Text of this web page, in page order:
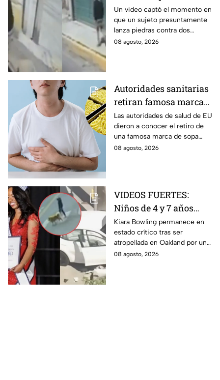
jóvenes en plena calle
en Calpulalpan,
Tlaxcala
Un video captó el momento en
que un sujeto presuntamente
lanza piedras contra dos
jóvenes en el periférico de
08 agosto, 2026
Autoridades sanitarias
retiran famosa marca
de sopa INSTANTÁNEA
por peligroso
ingrediente
Las autoridades de salud de EU
dieron a conocer el retiro de
una famosa marca de sopa
instantánea japonesa por
08 agosto, 2026
VIDEOS FUERTES:
Niños de 4 y 7 años
toman un auto a
escondidas y
atropellan a una joven
en California
Kiara Bowling permanece en
estado crítico tras ser
atropellada en Oakland por un
automóvil que, de acuerdo con
08 agosto, 2026